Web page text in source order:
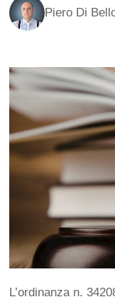
Piero Di
L’ordinanza n.